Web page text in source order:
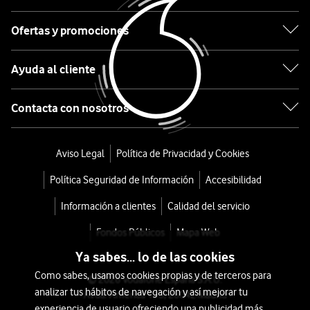
Rowenta
Centro
de
Planchado
Eco
Steam
Boiler
Ofertas y promociones
Ayuda al cliente
Contacta con nosotros
Aviso Legal Política de Privacidad y Cookies
Política Seguridad de Información Accesibilidad
Información a clientes Calidad del servicio
Fondos Públicos Mapa Web
© 2026 Vodafone España S.A.U.
Avda. América 115, 28042 Madrid
Ya sabes... lo de las cookies
Como sabes, usamos cookies propias y de terceros para
analizar tus hábitos de navegación y así mejorar tu